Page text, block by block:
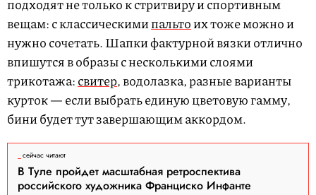
подходят не только к стритвиру и спортивным
вещам: с классическимипальтоих тоже можно и
нужно сочетать. Шапки фактурной вязки отлично
впишутся в образы с несколькими слоями
трикотажа:свитер, водолазка, разные варианты
курток — если выбрать единую цветовую гамму,
бини будет тут завершающим аккордом.
сейчас читают
В Туле пройдет масштабная ретроспектива
российского художника Франциско Инфанте